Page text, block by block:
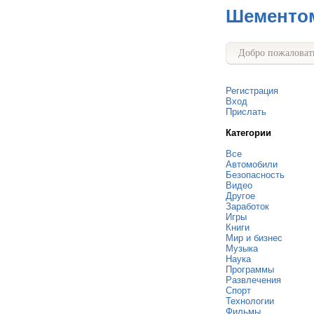
Добро
Регистрация
Вход
Прислать
Категории
Все
Автомобили
Безопасность
Видео
Другое
Заработок
Игры
Книги
Мир и бизнес
Музыка
Наука
Программы
Развлечения
Спорт
Технологии
Фильмы